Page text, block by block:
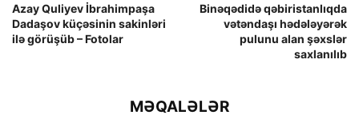
Azay Quliyev İbrahimpaşa
Dadaşov küçəsinin sakinləri
ilə görüşüb – Fotolar
Binəqədidə qəbiristanlıqda
vətəndaşı hədələyərək
pulunu alan şəxslər
saxlanılıb
MƏQALƏLƏR